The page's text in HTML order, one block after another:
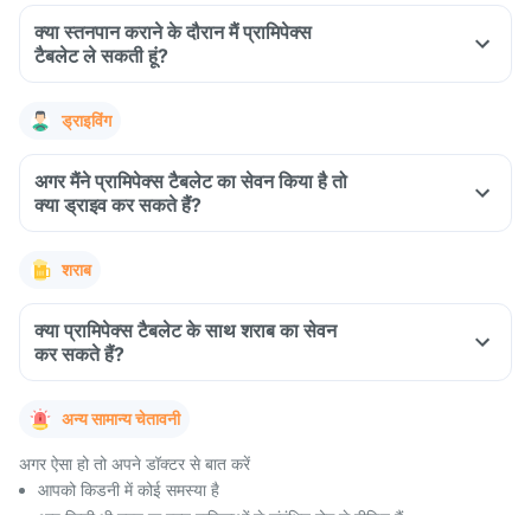
क्या स्तनपान कराने के दौरान मैं प्रामिपेक्स
टैबलेट ले सकती हूं?
ड्राइविंग
अगर मैंने प्रामिपेक्स टैबलेट का सेवन किया है तो
क्या ड्राइव कर सकते हैं?
शराब
क्या प्रामिपेक्स टैबलेट के साथ शराब का सेवन
कर सकते हैं?
अन्य सामान्य चेतावनी
अगर ऐसा हो तो अपने डॉक्टर से बात करें
आपको किडनी में कोई समस्या है